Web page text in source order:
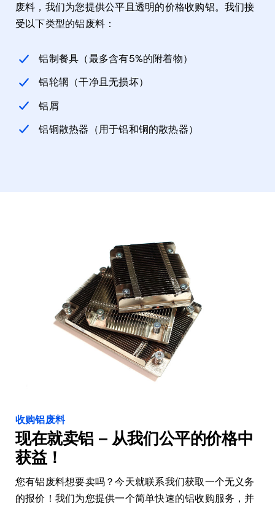
废料，我们为您提供公平且透明的价格收购铝。我们接
受以下类型的铝废料：
铝制餐具（最多含有5%的附着物）
铝轮辋（干净且无损坏）
铝屑
铝铜散热器（用于铝和铜的散热器）
收购铝废料
现在就卖铝 – 从我们公平的价格中
获益！
您有铝废料想要卖吗？今天就联系我们获取一个无义务
的报价！我们为您提供一个简单快速的铝收购服务，并